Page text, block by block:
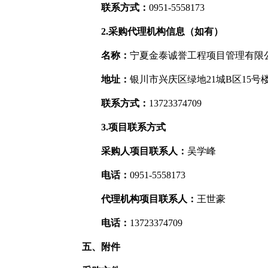
联系方式： 0951-5558173
2.采购代理机构信息（如有）
名称： 宁夏金泰诚誉工程项目管理有限
地址： 银川市兴庆区绿地21城B区15号
联系方式： 13723374709
3.项目联系方式
采购人项目联系人： 吴学峰
电话： 0951-5558173
代理机构项目联系人： 王世豪
电话： 13723374709
五、附件